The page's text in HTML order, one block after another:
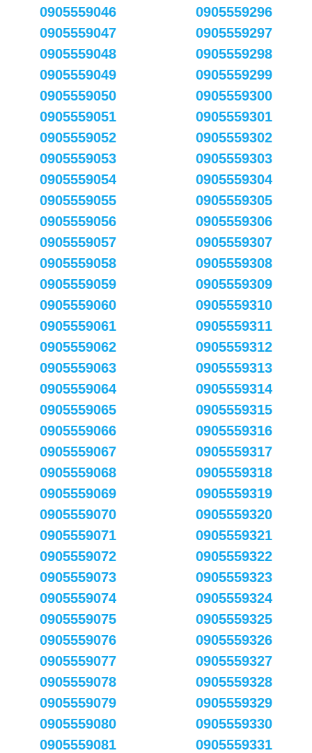
0905559046
0905559047
0905559048
0905559049
0905559050
0905559051
0905559052
0905559053
0905559054
0905559055
0905559056
0905559057
0905559058
0905559059
0905559060
0905559061
0905559062
0905559063
0905559064
0905559065
0905559066
0905559067
0905559068
0905559069
0905559070
0905559071
0905559072
0905559073
0905559074
0905559075
0905559076
0905559077
0905559078
0905559079
0905559080
0905559081
0905559296
0905559297
0905559298
0905559299
0905559300
0905559301
0905559302
0905559303
0905559304
0905559305
0905559306
0905559307
0905559308
0905559309
0905559310
0905559311
0905559312
0905559313
0905559314
0905559315
0905559316
0905559317
0905559318
0905559319
0905559320
0905559321
0905559322
0905559323
0905559324
0905559325
0905559326
0905559327
0905559328
0905559329
0905559330
0905559331